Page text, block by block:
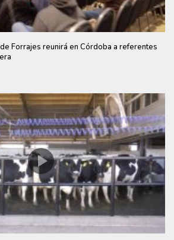
Forrajes reunirá en Córdoba a referentes